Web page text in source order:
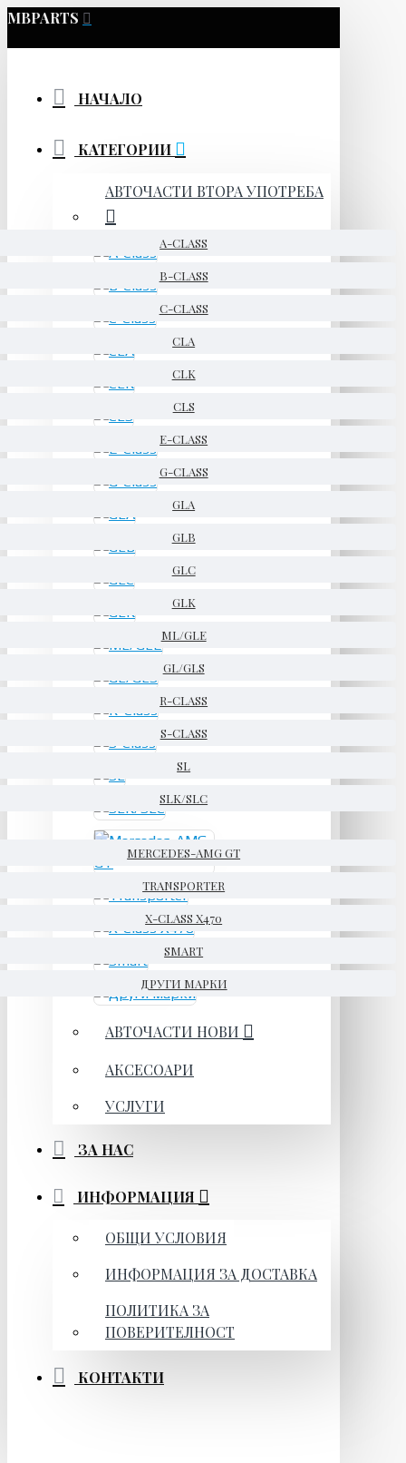
MBPARTS
НАЧАЛО
КАТЕГОРИИ
АВТОЧАСТИ ВТОРА УПОТРЕБА
A-CLASS
B-CLASS
C-CLASS
CLA
CLK
CLS
E-CLASS
G-CLASS
GLA
GLB
GLC
GLK
ML/GLE
GL/GLS
R-CLASS
S-CLASS
SL
SLK/SLC
MERCEDES-AMG GT
TRANSPORTER
X-CLASS X470
SMART
ДРУГИ МАРКИ
АВТОЧАСТИ НОВИ
АКСЕСОАРИ
УСЛУГИ
ЗА НАС
ИНФОРМАЦИЯ
ОБЩИ УСЛОВИЯ
ИНФОРМАЦИЯ ЗА ДОСТАВКА
ПОЛИТИКА ЗА
ПОВЕРИТЕЛНОСТ
КОНТАКТИ